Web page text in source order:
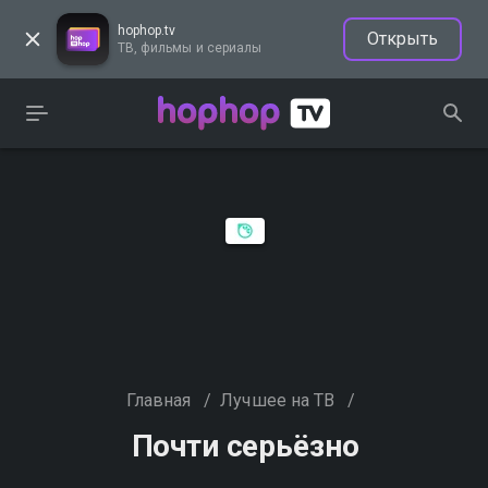
hophop.tv
ТВ, фильмы и сериалы
Открыть
Главная / Лучшее на ТВ /
Почти серьёзно